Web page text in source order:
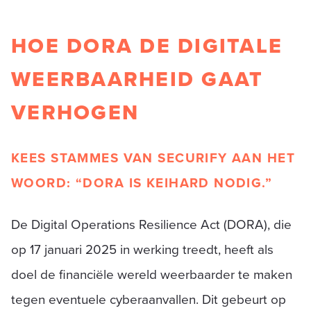
HOE DORA DE DIGITALE
WEERBAARHEID GAAT
VERHOGEN
KEES STAMMES VAN SECURIFY AAN HET
WOORD: “DORA IS KEIHARD NODIG.”
De Digital Operations Resilience Act (DORA), die
op 17 januari 2025 in werking treedt, heeft als
doel de financiële wereld weerbaarder te maken
tegen eventuele cyberaanvallen. Dit gebeurt op